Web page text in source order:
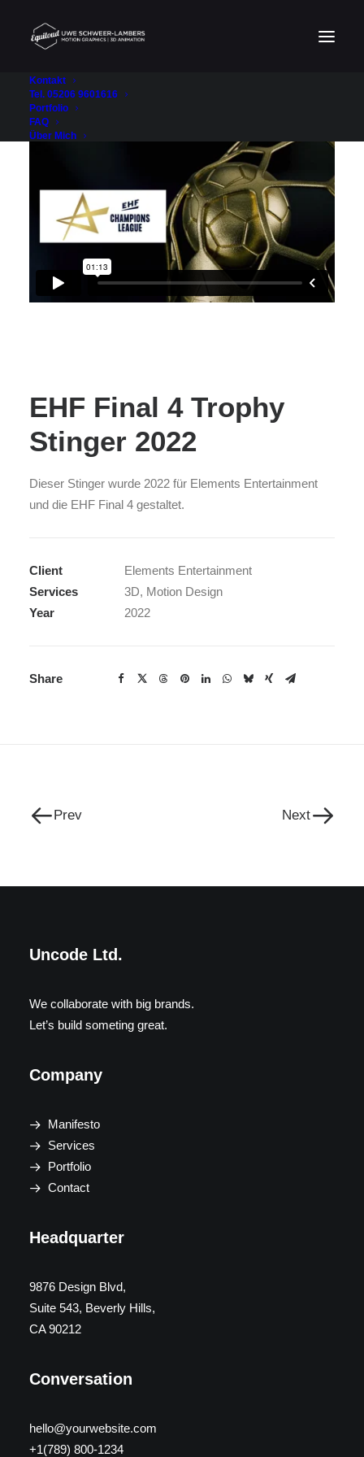
Kontakt
Tel. 05206 9601616
Portfolio
FAQ
Über Mich
EHF Final 4 Trophy
Stinger 2022
Dieser Stinger wurde 2022 für Elements Entertainment
und die EHF Final 4 gestaltet.
Client
Elements Entertainment
Services
3D, Motion Design
Year
2022
Share
Prev Next
Uncode Ltd.
We collaborate with big brands.
Let’s build someting great.
Company
Manifesto
Services
Portfolio
Contact
Headquarter
9876 Design Blvd,
Suite 543, Beverly Hills,
CA 90212
Conversation
hello@yourwebsite.com
+1(789) 800-1234